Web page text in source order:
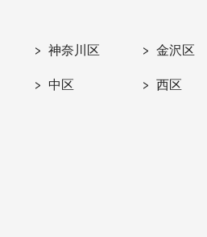
神奈川区 金沢区
中区 西区